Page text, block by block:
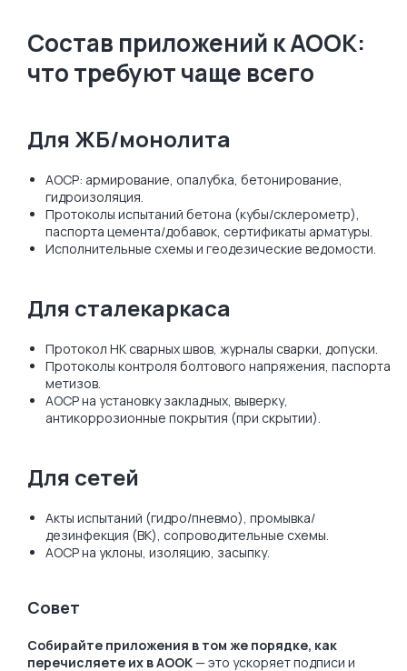
Состав приложений к АООК:
что требуют чаще всего
Для ЖБ/монолита
АОСР: армирование, опалубка, бетонирование,
гидроизоляция.
Протоколы испытаний бетона (кубы/склерометр),
паспорта цемента/добавок, сертификаты арматуры.
Исполнительные схемы и геодезические ведомости.
Для сталекаркаса
Протокол НК сварных швов, журналы сварки, допуски.
Протоколы контроля болтового напряжения, паспорта
метизов.
АОСР на установку закладных, выверку,
антикоррозионные покрытия (при скрытии).
Для сетей
Акты испытаний (гидро/пневмо), промывка/
дезинфекция (ВК), сопроводительные схемы.
АОСР на уклоны, изоляцию, засыпку.
Совет
Собирайте приложения в том же порядке, как
перечисляете их в АООК— это ускоряет подписи и